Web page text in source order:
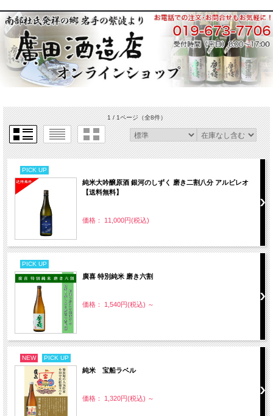
1 / 1ページ（全8件）
PICK UP
純米大吟醸原酒 銀河のしずく 磨き二割八分 アルビレオ
【送料無料】
価格： 11,000円(税込)
PICK UP
廣喜 特別純米 磨き六割
価格： 1,540円(税込) ～
NEW PICK UP
純米 宝船ラベル
価格： 1,320円(税込) ～